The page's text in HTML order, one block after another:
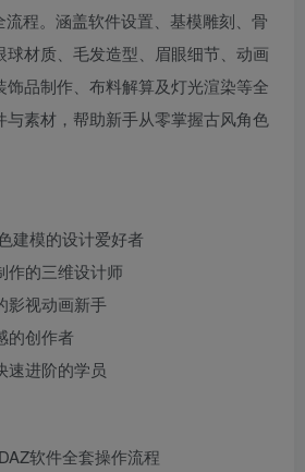
程。涵盖软件设置、基模雕刻、骨
球材质、毛发造型、眉眼细节、动画
品制作、布料解算及灯光渲染等全
与素材，帮助新手从零掌握古风角色
建模的设计爱好者
作的三维设计师
影视动画新手
的创作者
速进阶的学员
软件全套操作流程